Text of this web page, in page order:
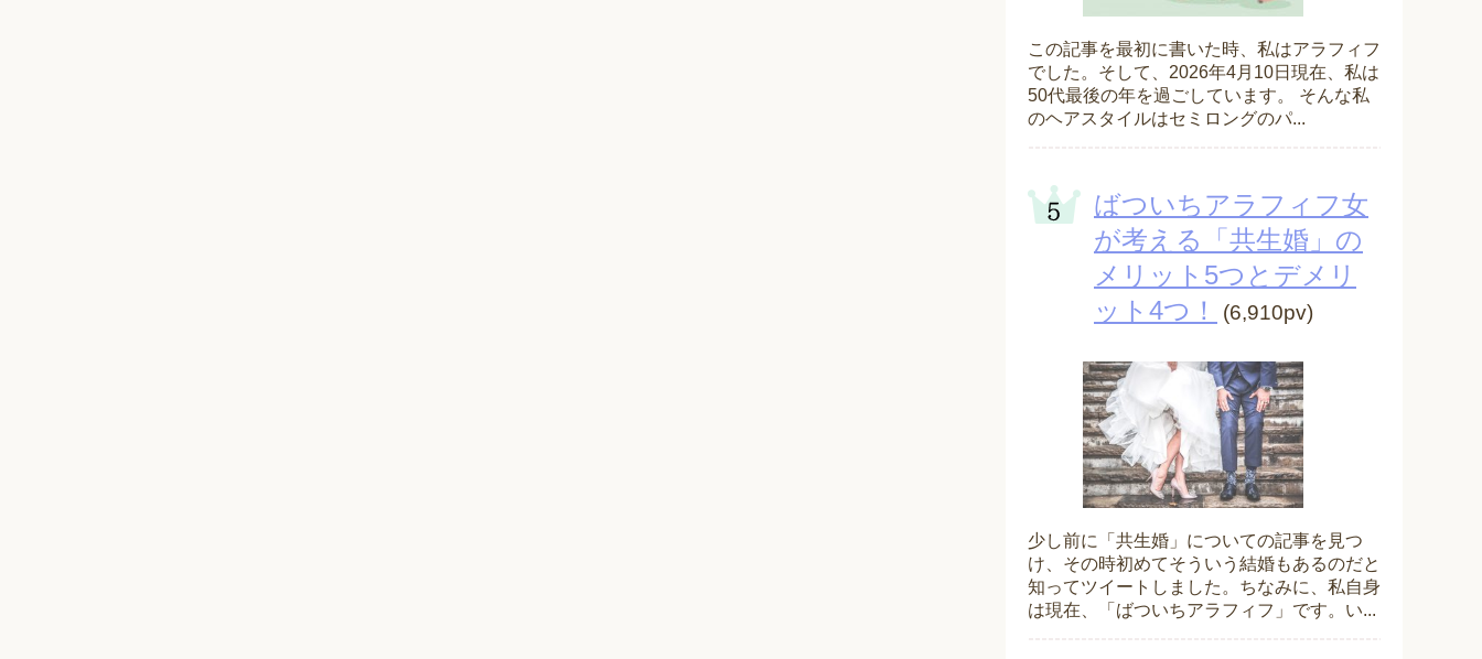
この記事を最初に書いた時、私はアラフィフ
でした。そして、2026年4月10日現在、私は
50代最後の年を過ごしています。 そんな私
のヘアスタイルはセミロングのパ...
ばついちアラフィフ女
が考える「共生婚」の
メリット5つとデメリ
ット4つ！
(6,910pv)
少し前に「共生婚」についての記事を見つ
け、その時初めてそういう結婚もあるのだと
知ってツイートしました。ちなみに、私自身
は現在、「ばついちアラフィフ」です。い...